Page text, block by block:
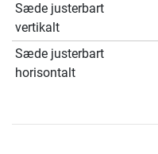
Sæde justerbart
vertikalt
Sæde justerbart
horisontalt